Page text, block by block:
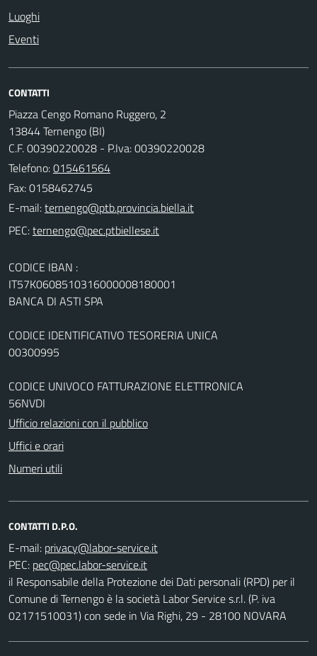
Luoghi
Eventi
CONTATTI
Piazza Cengo Romano Ruggero, 2
13844 Ternengo (BI)
C.F. 00390220028 - P.Iva: 00390220028
Telefono:015461564
Fax: 0158462745
E-mail:
PEC:
CODICE IBAN :
IT57K0608510316000008180001
BANCA DI ASTI SPA
CODICE IDENTIFICATIVO TESORERIA UNICA
00300995
CODICE UNIVOCO FATTURAZIONE ELETTRONICA
56NVDI
Ufficio relazioni con il pubblico
Uffici e orari
Numeri utili
CONTATTI D.P.O.
E-mail:
PEC:
il Responsabile della Protezione dei Dati personali (RPD) per il
Comune di Ternengo è la società Labor Service s.r.l. (P. iva
02171510031) con sede in Via Righi, 29 - 28100 NOVARA